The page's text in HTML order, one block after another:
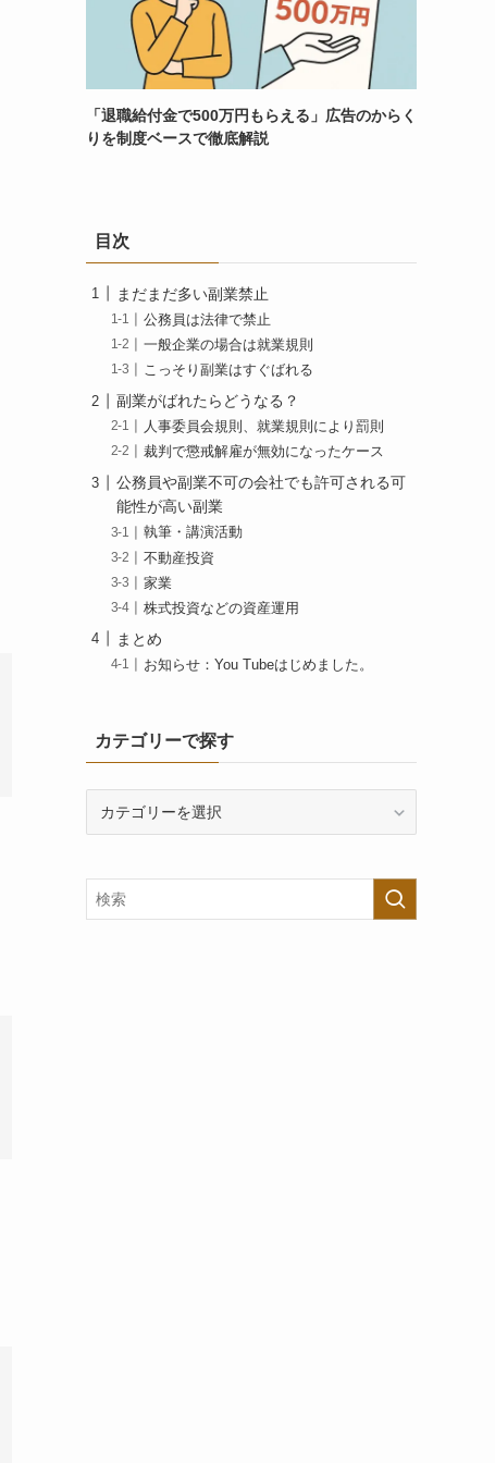
「退職給付金で500万円もらえる」広告のからく
りを制度ベースで徹底解説
目次
まだまだ多い副業禁止
公務員は法律で禁止
一般企業の場合は就業規則
こっそり副業はすぐばれる
副業がばれたらどうなる？
人事委員会規則、就業規則により罰則
裁判で懲戒解雇が無効になったケース
公務員や副業不可の会社でも許可される可
能性が高い副業
執筆・講演活動
不動産投資
家業
株式投資などの資産運用
まとめ
お知らせ：You Tubeはじめました。
カテゴリーで探す
ー
で